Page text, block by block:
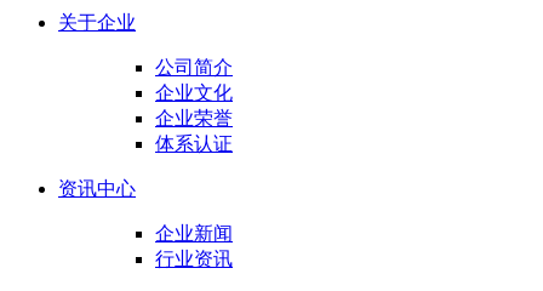
关于企业
公司简介
企业文化
企业荣誉
体系认证
资讯中心
企业新闻
行业资讯